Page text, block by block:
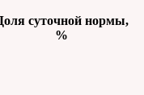
суточной нормы,
%